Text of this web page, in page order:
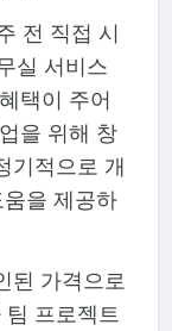
전 직접 시
실 서비스
택이 주어
을 위해 창
기적으로 개
을 제공하
된 가격으로
프로젝트